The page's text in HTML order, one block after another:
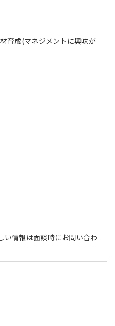
育成(マネジメントに興味が
情報は面談時にお問い合わ